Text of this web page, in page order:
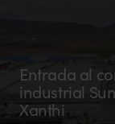
Entrada al
industrial
Xanthi